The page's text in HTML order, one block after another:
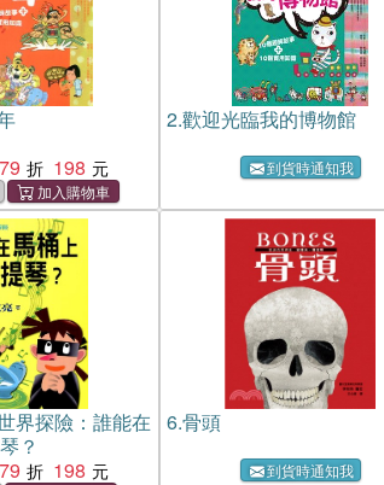
79 198
2.歡迎光臨我的博物館
到貨時通知我
界探險：誰能在
？
79 198
6.骨頭
到貨時通知我